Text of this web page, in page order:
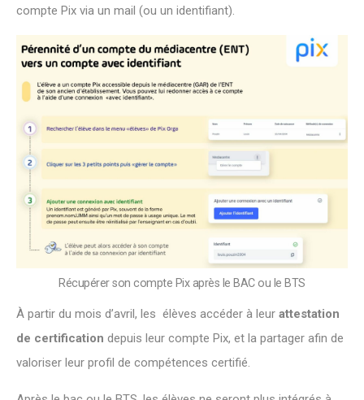
compte Pix via un mail (ou un identifiant).
Récupérer son compte Pix après le BAC ou le BTS
À partir du mois d’avril, les élèves accéder à leur attestation
de certification depuis leur compte Pix, et la partager afin de
valoriser leur profil de compétences certifié.